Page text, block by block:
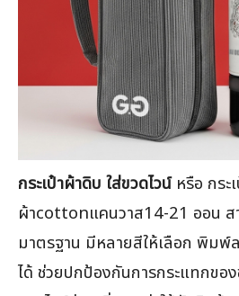
กระเป๋าผ้าดิบ ใส่ขวดไวน์หรือ กระ
ผ้าcottonแคนวาส14-21 ออน ส
มาตรฐาน มีหลายสีให้เลือก พิมพ์ล
ได้ ช่วยปกป้องกันการกระแทกของ